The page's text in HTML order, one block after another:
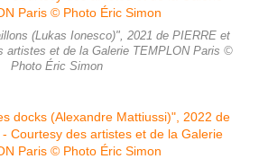
(Lukas Ionesco)", 2021 de PIERRE et
artistes et de la Galerie TEMPLON Paris ©
Photo Éric Simon